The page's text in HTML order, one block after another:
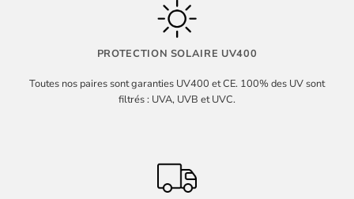
PROTECTION SOLAIRE UV400
Toutes nos paires sont garanties UV400 et CE. 100% des UV sont
filtrés : UVA, UVB et UVC.